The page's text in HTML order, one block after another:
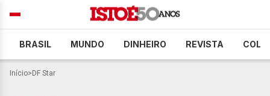
BRASIL MUNDO DINHEIRO REVISTA
Início> DF Star